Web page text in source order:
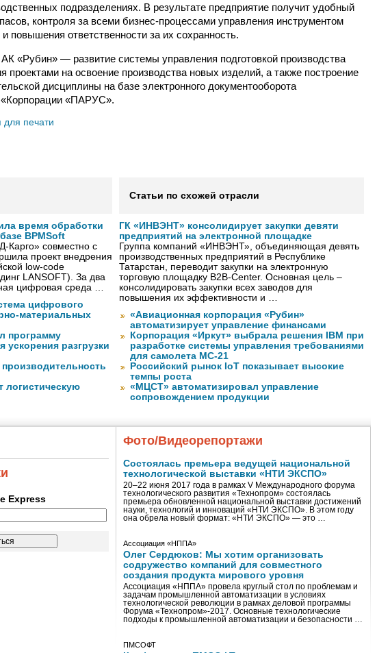
подразделениях. В результате предприятие получит удобный
контроля за всеми бизнес-процессами управления инструментом
повышения ответственности за их сохранность.
«Рубин» — развитие системы управления подготовкой производства
проектами на освоение производства новых изделий, а также построение
дисциплины на базе электронного документооборота
«ПАРУС».
для печати
время обработки
BPMSoft
Карго» совместно с
проект внедрения
low-code
LANSOFT). За два
цифровая среда …
цифрового
материальных
программу
ускорения разгрузки
логистическую
Статьи по схожей отрасли
ГК «ИНВЭНТ» консолидирует закупки девяти
предприятий на электронной площадке
Группа компаний «ИНВЭНТ», объединяющая девять
производственных предприятий в Республике
Татарстан, переводит закупки на электронную
торговую площадку B2B-Center. Основная цель –
консолидировать закупки всех заводов для
повышения их эффективности и …
«Авиационная корпорация «Рубин»
автоматизирует управление финансами
Корпорация «Иркут» выбрала решения IBM при
разработке системы управления требованиями
для самолета МС-21
Российский рынок IoT показывает высокие
темпы роста
«МЦСТ» автоматизировал управление
сопровождением продукции
Express
Фото/Видеорепортажи
Состоялась премьера ведущей национальной
технологической выставки «НТИ ЭКСПО»
20–22 июня 2017 года в рамках V Международного форума
технологического развития «Технопром» состоялась
премьера обновленной национальной выставки достижений
науки, технологий и инноваций «НТИ ЭКСПО». В этом году
она обрела новый формат: «НТИ ЭКСПО» — это …
Ассоциация «НППА»
Олег Сердюков: Мы хотим организовать
содружество компаний для совместного
создания продукта мирового уровня
Ассоциация «НППА» провела круглый стол по проблемам и
задачам промышленной автоматизации в условиях
технологической революции в рамках деловой программы
Форума «Технопром»-2017. Основные технологические
подходы к промышленной автоматизации и безопасности …
ПМСОФТ